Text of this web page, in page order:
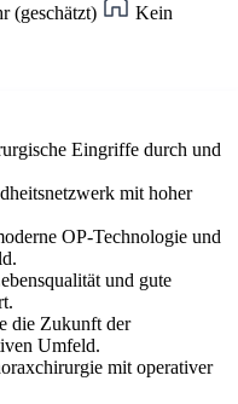
(geschätzt)
Kein
Eingriffe durch und
mit hoher
OP-Technologie und
und gute
die Zukunft der
Umfeld.
mit operativer